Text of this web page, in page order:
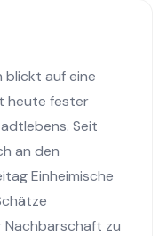
blickt auf eine
heute fester
Seit
an den
Einheimische
Nachbarschaft zu